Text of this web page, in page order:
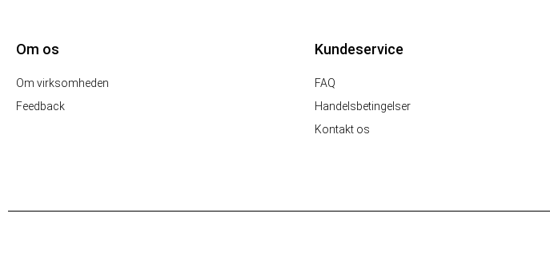
Om os
Om virksomheden
Feedback
Kundeservice
FAQ
Handelsbetingelser
Kontakt os